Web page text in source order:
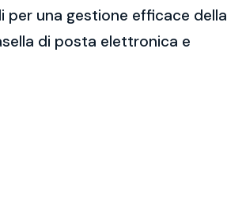
per una gestione efficace della
di posta elettronica e